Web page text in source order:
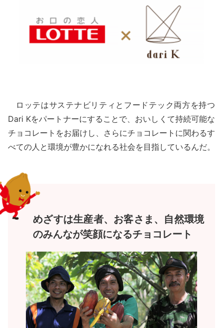
ロッテはサステナビリティとフードテック両方を持つ
Dari Kをパートナーにすることで、おいしくて持続可能な
チョコレートをお届けし、さらにチョコレートに関わるす
べての人と環境が豊かになれる社会を目指しているんだ。
めざすは生産者、お客さま、自然環境
のみんなが笑顔になるチョコレート